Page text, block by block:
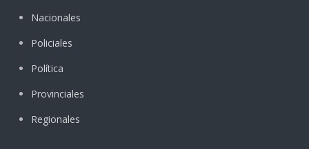
Nacionales
Policiales
Política
Provinciales
Regionales